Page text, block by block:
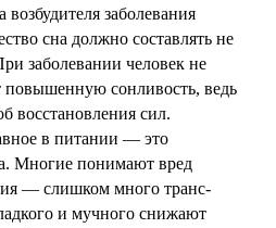
возбудителя заболевания
сна должно составлять не
заболевании человек не
повышенную сонливость, ведь
восстановления сил.
в питании — это
Многие понимают вред
— слишком много транс-
и мучного снижают